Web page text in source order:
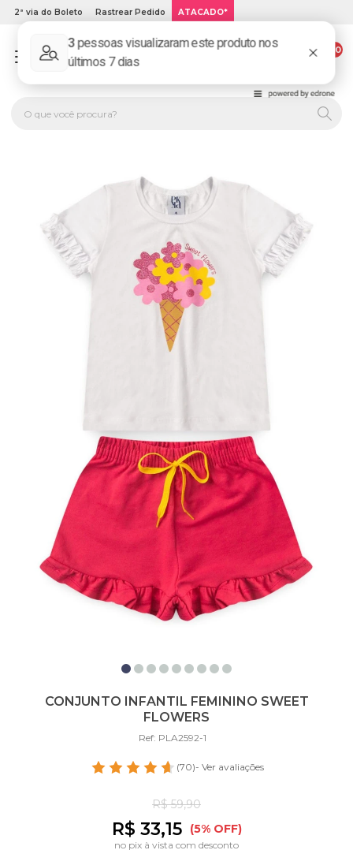
2ª via do Boleto Rastrear Pedido ATACADO*
00
CONJUNTO INFANTIL FEMININO SWEET
FLOWERS
Ref: PLA2592-1
(70)- Ver avaliações
R$ 59,90
R$ 33,15 (5% OFF)
no pix à vista com desconto